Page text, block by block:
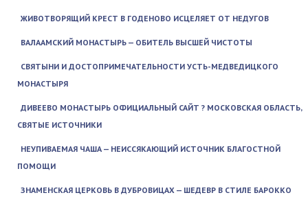
ЖИВОТВОРЯЩИЙ КРЕСТ В ГОДЕНОВО ИСЦЕЛЯЕТ ОТ НЕДУГОВ
ВАЛААМСКИЙ МОНАСТЫРЬ — ОБИТЕЛЬ ВЫСШЕЙ ЧИСТОТЫ
СВЯТЫНИ И ДОСТОПРИМЕЧАТЕЛЬНОСТИ УСТЬ-МЕДВЕДИЦКОГО
МОНАСТЫРЯ
ДИВЕЕВО МОНАСТЫРЬ ОФИЦИАЛЬНЫЙ САЙТ ? МОСКОВСКАЯ ОБЛАСТЬ,
СВЯТЫЕ ИСТОЧНИКИ
НЕУПИВАЕМАЯ ЧАША — НЕИССЯКАЮЩИЙ ИСТОЧНИК БЛАГОСТНОЙ
ПОМОЩИ
ЗНАМЕНСКАЯ ЦЕРКОВЬ В ДУБРОВИЦАХ — ШЕДЕВР В СТИЛЕ БАРОККО